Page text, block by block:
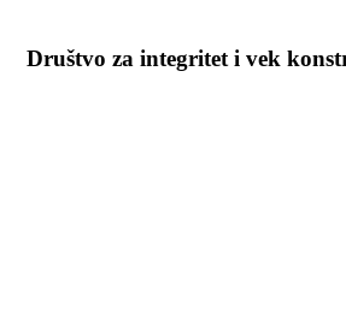
Društvo za integritet i vek